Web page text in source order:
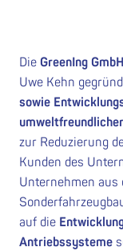
Die GreenIng
Uwe Kehn
sowie
zur Reduzierung
Kunden des
Unternehmen aus
auf die
Antriebssysteme